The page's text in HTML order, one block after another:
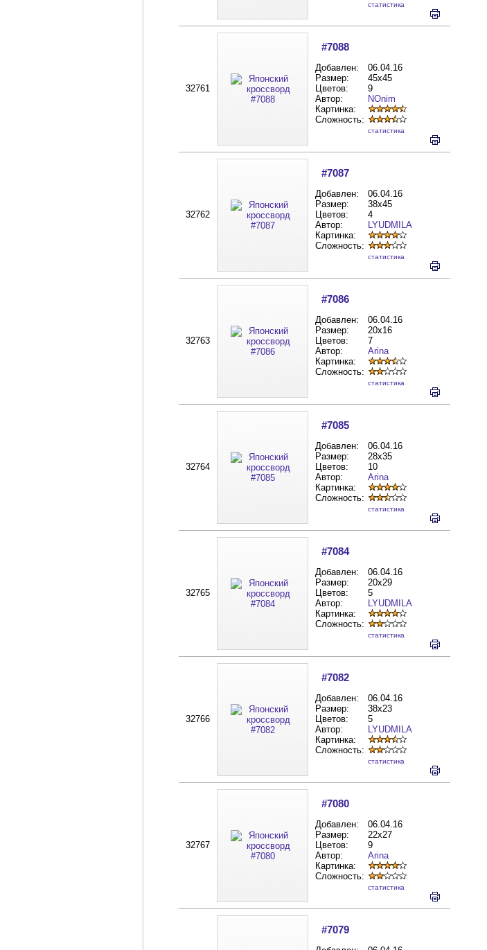
cтатистика
32761
#7088
Добавлен:
06.04.16
Размер:
45x45
Цветов:
9
Автор:
NOnim
Картинка:
Сложность:
cтатистика
32762
#7087
Добавлен:
06.04.16
Размер:
38x45
Цветов:
4
Автор:
LYUDMILA
Картинка:
Сложность:
cтатистика
32763
#7086
Добавлен:
06.04.16
Размер:
20x16
Цветов:
7
Автор:
Arina
Картинка:
Сложность:
cтатистика
32764
#7085
Добавлен:
06.04.16
Размер:
28x35
Цветов:
10
Автор:
Arina
Картинка:
Сложность:
cтатистика
32765
#7084
Добавлен:
06.04.16
Размер:
20x29
Цветов:
5
Автор:
LYUDMILA
Картинка:
Сложность:
cтатистика
32766
#7082
Добавлен:
06.04.16
Размер:
38x23
Цветов:
5
Автор:
LYUDMILA
Картинка:
Сложность:
cтатистика
32767
#7080
Добавлен:
06.04.16
Размер:
22x27
Цветов:
9
Автор:
Arina
Картинка:
Сложность:
cтатистика
#7079